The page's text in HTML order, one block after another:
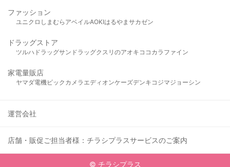
ファッション
ユニクロ しまむら アベイルAOKIはるやま サカゼン
ドラッグストア
ツルハドラッグサンドラッグクスリのアオキ ココカラファイン
家電量販店
ヤマダ電機ビックカメラ エディオンケーズデンキ コジマジョーシン
運営会社
店舗・販促ご担当者様：チラシプラスサービスのご案内
© チラシプラス